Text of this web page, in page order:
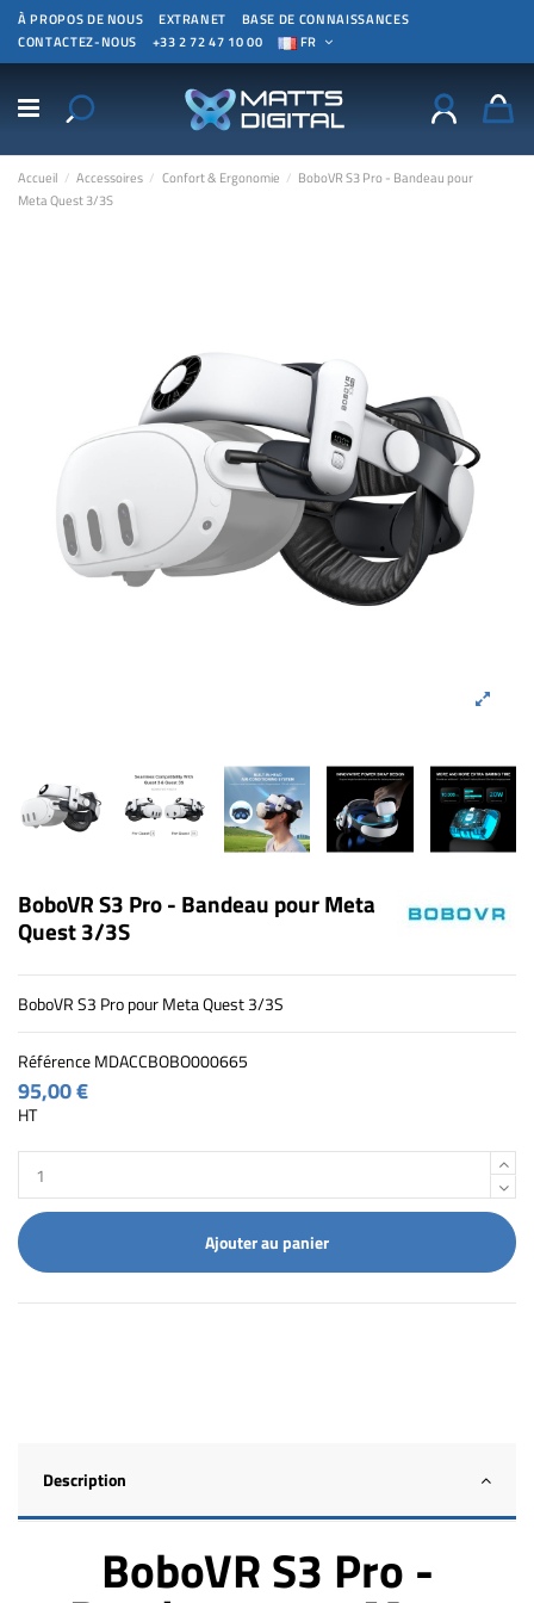
À PROPOS DE NOUS EXTRANET
BASE DE CONNAISSANCES
CONTACTEZ-NOUS
+33 2 72 47 10 00 FR
Accueil Accessoires Confort & Ergonomie
BoboVR S3 Pro - Bandeau pour
Meta Quest 3/3S
BoboVR S3 Pro - Bandeau pour Meta
Quest 3/3S
BoboVR S3 Pro pour Meta Quest 3/3S
RéférenceMDACCBOBO000665
95,00 €
HT
Ajouter au panier
Description
BoboVR S3 Pro -